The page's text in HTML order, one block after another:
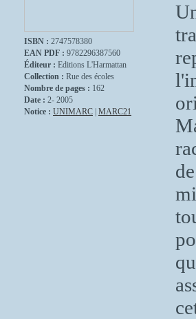
ISBN : 2747578380
EAN PDF : 9782296387560
Éditeur : Editions L'Harmattan
Collection : Rue des écoles
Nombre de pages : 162
Date : 2- 2005
Notice : UNIMARC MARC21